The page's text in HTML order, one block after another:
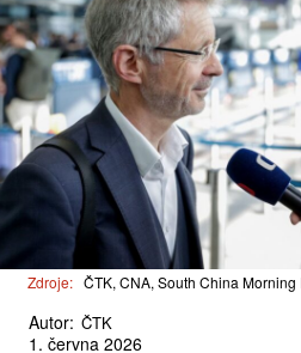
Zdroje: ČTK, CNA, South China Morning
Autor: ČTK
1. června 2026